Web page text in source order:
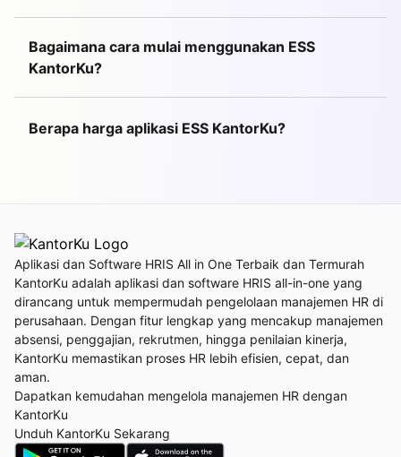
Bagaimana cara mulai menggunakan ESS
KantorKu?
Berapa harga aplikasi ESS KantorKu?
Aplikasi dan Software HRIS All in One Terbaik dan Termurah
KantorKu adalah aplikasi dan software HRIS all-in-one yang
dirancang untuk mempermudah pengelolaan manajemen HR di
perusahaan. Dengan fitur lengkap yang mencakup manajemen
absensi, penggajian, rekrutmen, hingga penilaian kinerja,
KantorKu memastikan proses HR lebih efisien, cepat, dan
aman.
Dapatkan kemudahan mengelola manajemen HR dengan
KantorKu
Unduh KantorKu Sekarang